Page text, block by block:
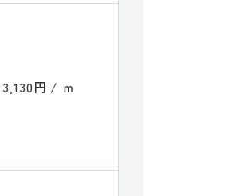
3,130円 / ｍ